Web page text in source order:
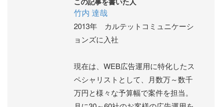
竹内 達哉
2013年 カルテットコミュニケーシ
ョンズに入社
現在は、WEB広告運用に特化したス
ペシャリストとして、月数万～数千
万円と様々な予算幅で案件を担当。